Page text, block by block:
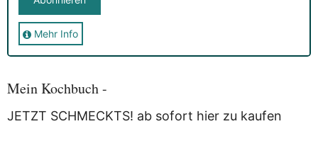
Sie erhalten nach der Anmeldung eine E-Mail, in der Sie um
Speicherung und Verarbeitung Deiner Daten durch
Myfoodstory einverstanden. Deine Daten werden
Dritte weitergegeben und dienen nur für diesen Service!
Mehr Info
Mein Kochbuch -
JETZT SCHMECKTS! ab sofort hier zu kaufen